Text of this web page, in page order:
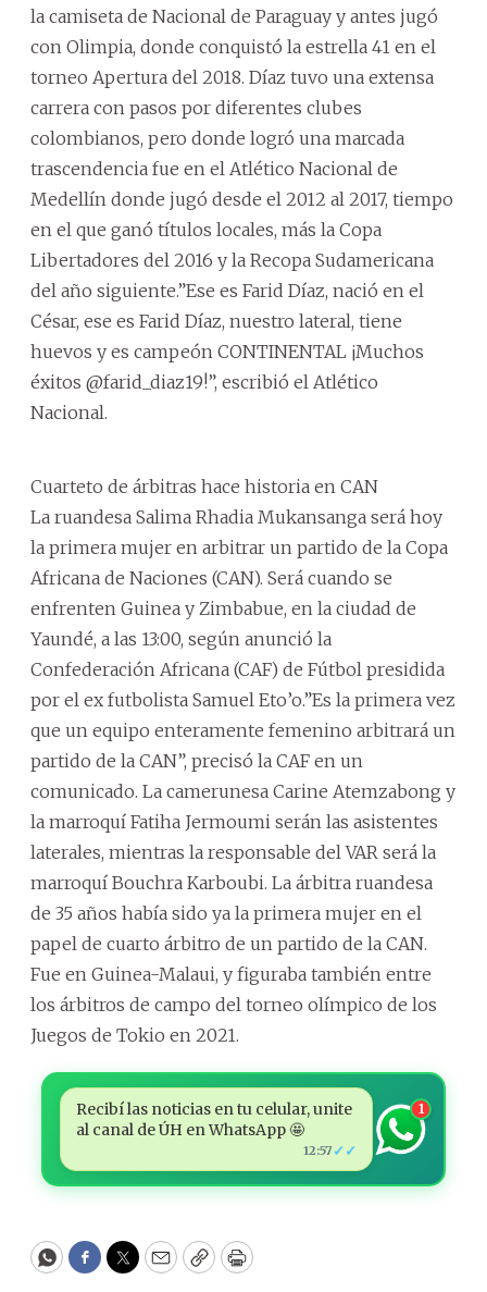
la camiseta de Nacional de Paraguay y antes jugó
con Olimpia, donde conquistó la estrella 41 en el
torneo Apertura del 2018. Díaz tuvo una extensa
carrera con pasos por diferentes clubes
colombianos, pero donde logró una marcada
trascendencia fue en el Atlético Nacional de
Medellín donde jugó desde el 2012 al 2017, tiempo
en el que ganó títulos locales, más la Copa
Libertadores del 2016 y la Recopa Sudamericana
del año siguiente.”Ese es Farid Díaz, nació en el
César, ese es Farid Díaz, nuestro lateral, tiene
huevos y es campeón CONTINENTAL ¡Muchos
éxitos @farid_diaz19!”, escribió el Atlético
Nacional.
Cuarteto de árbitras hace historia en CAN
La ruandesa Salima Rhadia Mukansanga será hoy
la primera mujer en arbitrar un partido de la Copa
Africana de Naciones (CAN). Será cuando se
enfrenten Guinea y Zimbabue, en la ciudad de
Yaundé, a las 13:00, según anunció la
Confederación Africana (CAF) de Fútbol presidida
por el ex futbolista Samuel Eto’o.”Es la primera vez
que un equipo enteramente femenino arbitrará un
partido de la CAN”, precisó la CAF en un
comunicado. La camerunesa Carine Atemzabong y
la marroquí Fatiha Jermoumi serán las asistentes
laterales, mientras la responsable del VAR será la
marroquí Bouchra Karboubi. La árbitra ruandesa
de 35 años había sido ya la primera mujer en el
papel de cuarto árbitro de un partido de la CAN.
Fue en Guinea-Malaui, y figuraba también entre
los árbitros de campo del torneo olímpico de los
Juegos de Tokio en 2021.
Recibí las noticias en tu celular, unite
al canal de ÚH en WhatsApp 🤩
12:57 ✓✓
1
WhatsApp
Facebook
Twitter
EmailCopyPrint